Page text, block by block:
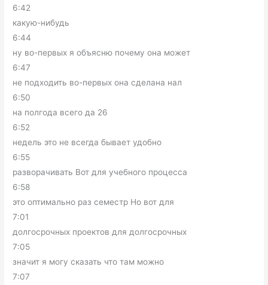
6:42
какую-нибудь
6:44
ну во-первых я объясню почему она может
6:47
не подходить во-первых она сделана нал
6:50
на полгода всего да 26
6:52
недель это не всегда бывает удобно
6:55
разворачивать Вот для учебного процесса
6:58
это оптимально раз семестр Но вот для
7:01
долгосрочных проектов для долгосрочных
7:05
значит я могу сказать что там можно
7:07